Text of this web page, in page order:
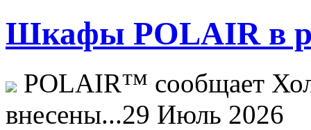
Шкафы POLAIR в
POLAIR™ сообщает
внесены...29 Июль 2026